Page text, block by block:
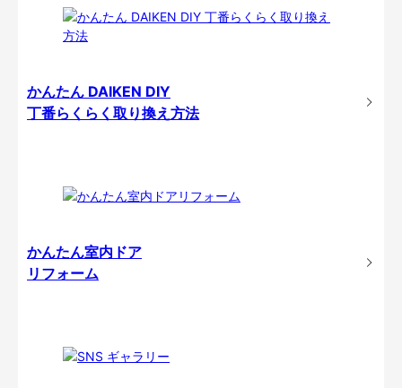
かんたん DAIKEN DIY
丁番らくらく取り換え方法
かんたん室内ドア
リフォーム